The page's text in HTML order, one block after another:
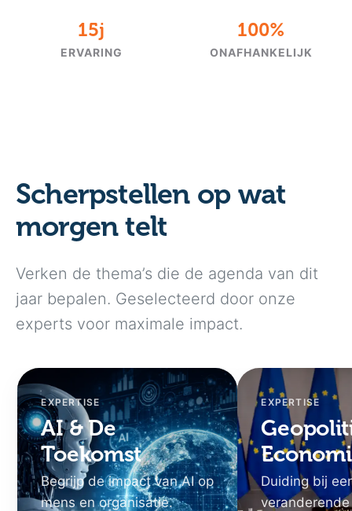
15j
ERVARING
100%
ONAFHANKELIJK
Scherpstellen op wat
morgen telt
Verken de thema’s die de agenda van dit
jaar bepalen. Geselecteerd door onze
experts voor maximale impact.
EXPERTISE
AI & De
Toekomst
Begrijp de impact van AI op
mens en organisatie.
EXPERTISE
Duiding bij